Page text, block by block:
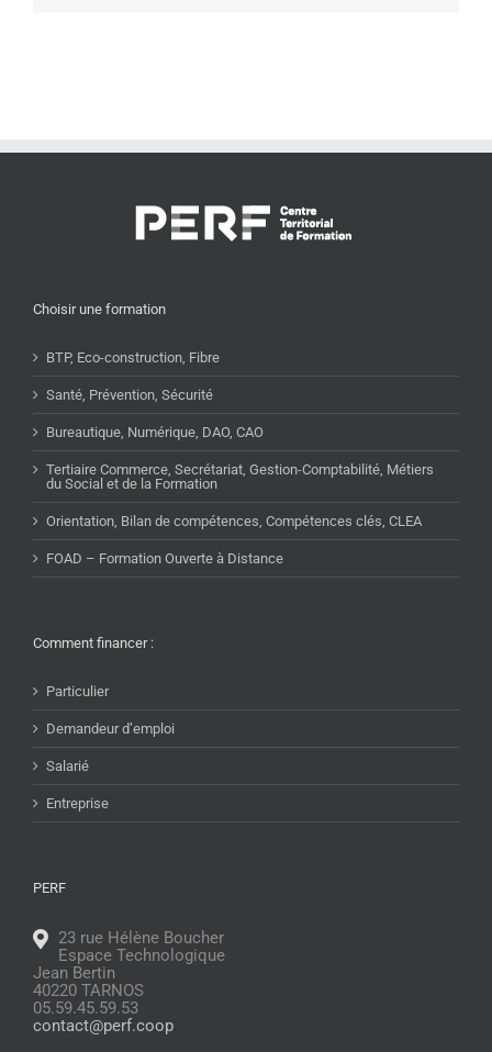
Choisir une formation
BTP, Eco-construction, Fibre
Santé, Prévention, Sécurité
Bureautique, Numérique, DAO, CAO
Tertiaire Commerce, Secrétariat, Gestion-Comptabilité, Métiers
du Social et de la Formation
Orientation, Bilan de compétences, Compétences clés, CLEA
FOAD – Formation Ouverte à Distance
Comment financer :
Particulier
Demandeur d’emploi
Salarié
Entreprise
PERF
23 rue Hélène Boucher
Espace Technologique
Jean Bertin
40220 TARNOS
05.59.45.59.53
contact@perf.coop